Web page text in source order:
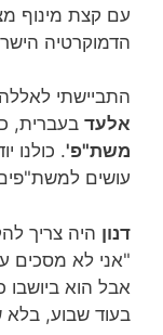
עם קצת מינוף
הדמוקרטיה
התביישתי
אלעד בעברית,
משת"פ'. כולנו
עושים
דנון היה צריך
"אני לא מסכים
אבל הוא
בעוד שבוע, בלא